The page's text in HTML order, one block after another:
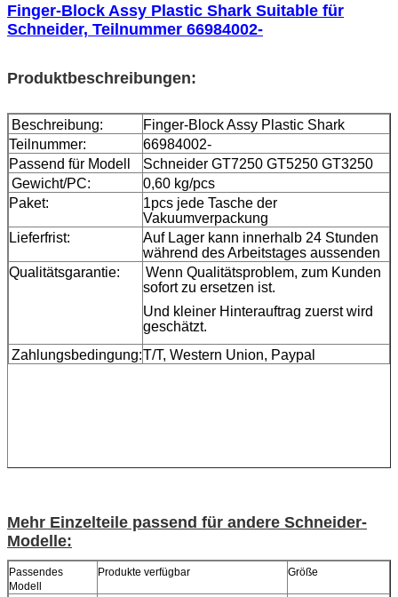
Finger-Block Assy Plastic Shark Suitable für
Schneider, Teilnummer 66984002-
Produktbeschreibungen:
Beschreibung:
Finger-Block Assy Plastic Shark
Teilnummer:
66984002-
Passend für Modell
Schneider GT7250 GT5250 GT3250
Gewicht/PC:
0,60 kg/pcs
Paket:
1pcs jede Tasche der
Vakuumverpackung
Lieferfrist:
Auf Lager kann innerhalb 24 Stunden
während des Arbeitstages aussenden
Qualitätsgarantie:
Wenn Qualitätsproblem, zum Kunden
sofort zu ersetzen ist.
Und kleiner Hinterauftrag zuerst wird
geschätzt.
Zahlungsbedingung:T/T, Western Union, Paypal
Mehr Einzelteile passend für andere Schneider-
Modelle:
Passendes
Modell
Produkte verfügbar Größe